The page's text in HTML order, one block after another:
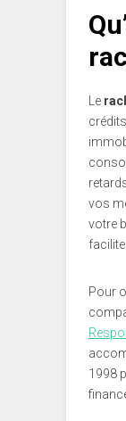
Le
vos
votre
Pour
1998